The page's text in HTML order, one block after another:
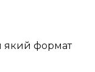
який формат